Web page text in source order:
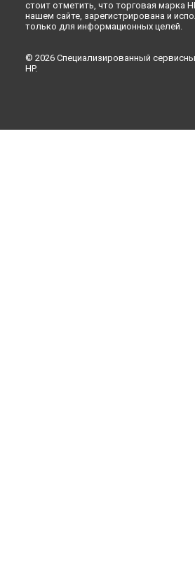
стоит отметить, что торговая марка
нашем сайте, зарегистрирована и
только для информационных целей.
© 2026 Специализированный
HP.